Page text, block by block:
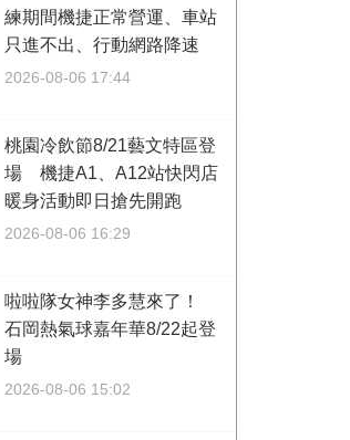
練期間機捷正常營運、車站
只進不出、行動網路降速
2026-08-06 17:44
桃園冷飲節8/21藝文特區登
場 機捷A1、A12站快閃店
暖身活動即日搶先開跑
2026-08-06 16:29
啦啦隊女神李多慧來了！
石岡熱氣球嘉年華8/22起登
場
2026-08-06 15:02